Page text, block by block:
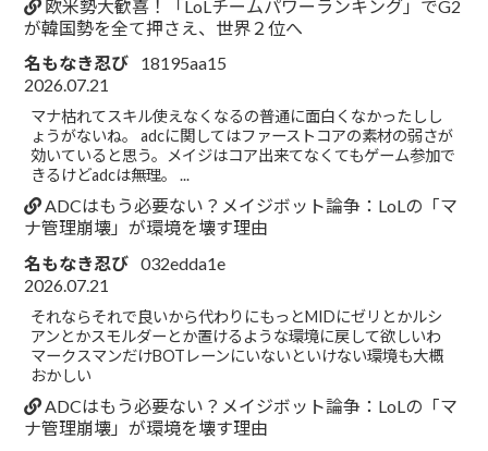
欧米勢大歓喜！「LoLチームパワーランキング」でG2
が韓国勢を全て押さえ、世界２位へ
名もなき忍び
18195aa15
2026.07.21
マナ枯れてスキル使えなくなるの普通に面白くなかったしし
ょうがないね。 adcに関してはファーストコアの素材の弱さが
効いていると思う。メイジはコア出来てなくてもゲーム参加で
きるけどadcは無理。 ...
ADCはもう必要ない？メイジボット論争：LoLの「マ
ナ管理崩壊」が環境を壊す理由
名もなき忍び 032edda1e
2026.07.21
それならそれで良いから代わりにもっとMIDにゼリとかルシ
アンとかスモルダーとか置けるような環境に戻して欲しいわ
マークスマンだけBOTレーンにいないといけない環境も大概
おかしい
ADCはもう必要ない？メイジボット論争：LoLの「マ
ナ管理崩壊」が環境を壊す理由